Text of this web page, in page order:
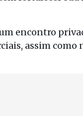
encontro
assim como